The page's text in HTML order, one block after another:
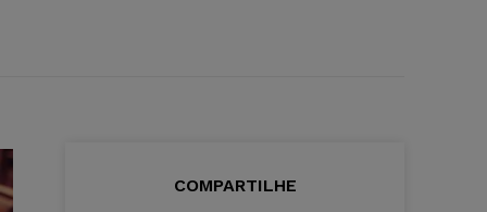
COMPARTILHE